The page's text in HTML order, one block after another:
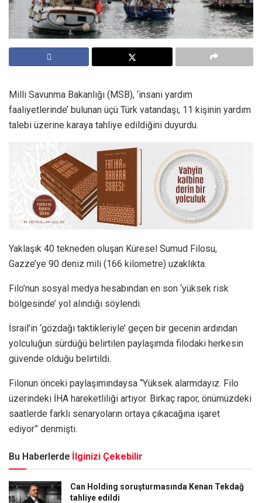
Milli Savunma Bakanlığı (MSB), ‘insani yardım
faaliyetlerinde’ bulunan üçü Türk vatandaşı, 11 kişinin yardım
talebi üzerine karaya tahliye edildiğini duyurdu.
Yaklaşık 40 tekneden oluşan Küresel Sumud Filosu,
Gazze’ye 90 deniz mili (166 kilometre) uzaklıkta.
Filo’nun sosyal medya hesabından en son ‘yüksek risk
bölgesinde’ yol alındığı söylendi.
İsrail’in ‘gözdağı taktikleriyle’ geçen bir gecenin ardından
yolculuğun sürdüğü belirtilen paylaşımda filodaki herkesin
güvende olduğu belirtildi.
Filonun önceki paylaşımındaysa “Yüksek alarmdayız. Filo
üzerindeki İHA hareketliliği artıyor. Birkaç rapor, önümüzdeki
saatlerde farklı senaryoların ortaya çıkacağına işaret
ediyor” denmişti.
Bu Haberlerde İlginizi Çekebilir
Can Holding soruşturmasında Kenan Tekdağ
tahliye edildi